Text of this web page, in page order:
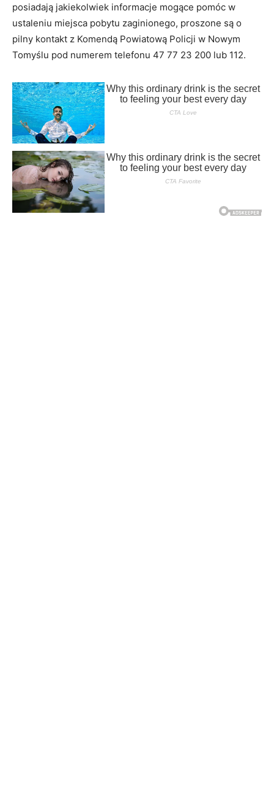
posiadają jakiekolwiek informacje mogące pomóc w
ustaleniu miejsca pobytu zaginionego, proszone są o
pilny kontakt z Komendą Powiatową Policji w Nowym
Tomyślu pod numerem telefonu 47 77 23 200 lub 112.